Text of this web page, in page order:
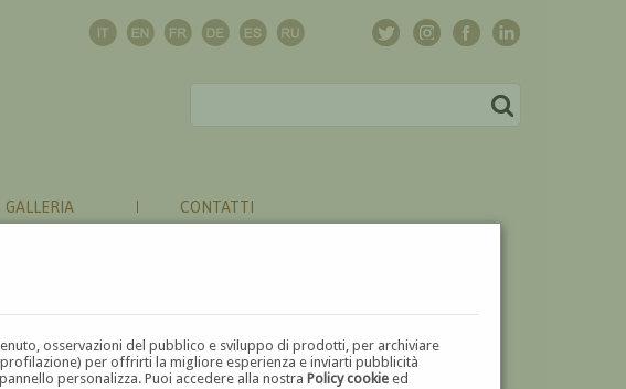
osservazioni del pubblico e sviluppo di prodotti, per archiviare
per offrirti la migliore esperienza e inviarti pubblicità
personalizza. Puoi accedere alla nostraPolicy cookie ed
GALLERIA CONTATTI